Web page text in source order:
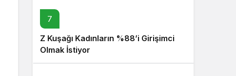
7
Z Kuşağı Kadınların %88’i Girişimci
Olmak İstiyor